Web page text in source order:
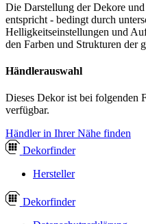
Die Darstellung der Dekore
entspricht - bedingt durch
Helligkeitseinstellungen und
den Farben und Strukturen der
Händlerauswahl
Dieses Dekor ist bei folgenden
verfügbar.
Händler in Ihrer Nähe finden
Dekorfinder
Hersteller
Dekorfinder